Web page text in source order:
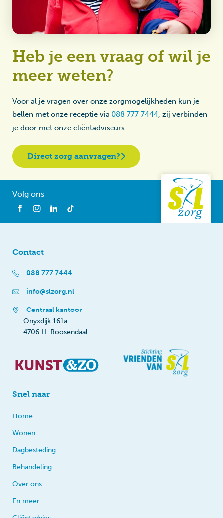
Heb je een vraag of wil je
meer weten?
Voor al je vragen over onze zorgmogelijkheden kun je
bellen met onze receptie via 088 777 7444, zij verbinden
je door met onze cliëntadviseurs.
Direct zorg aanvragen?
Volg ons
Contact
088 777 7444
info@slzorg.nl
Centraal kantoor
Onyxdijk 161a
4706 LL Roosendaal
Snel naar
Home
Wonen
Dagbesteding
Behandeling
Over ons
En meer